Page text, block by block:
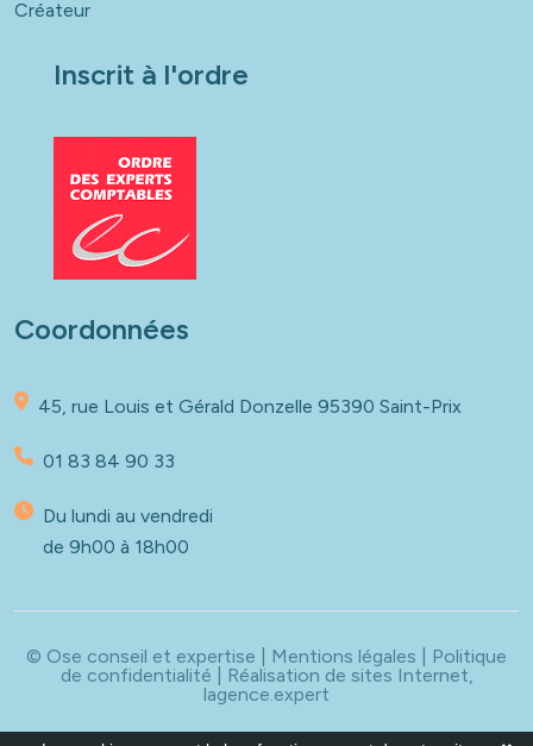
Créateur
Inscrit à l'ordre
Coordonnées
45, rue Louis et Gérald Donzelle 95390 Saint-Prix
01 83 84 90 33
Du lundi au vendredi
de 9h00 à 18h00
© Ose conseil et expertise | Mentions légales
Politique
de confidentialité | Réalisation de sites Internet,
lagence.expert